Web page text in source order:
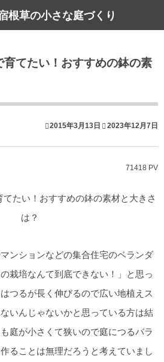
根草の小さな庭づくり
てたい！おすすめの鉢の素
2015年3月13日 2023年12月7日
71418 PV
ンションなどの集合住宅のベランダ
栽培なんて到底できない！」と思っ
つるが長く伸びるので広い地植えス
いんじゃないかと思っている方は結
庭が小さくて狭いので庭につるバラ
ることは無理だろうと考えていまし